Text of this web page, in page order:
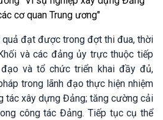
cơ quan Trung ương"
quả đạt được trong đợt thi đua, thời
và các đảng ủy trực thuộc tiếp
và tổ chức triển khai đầy đủ,
trong lãnh đạo thực hiện nhiệm
tác xây dựng Đảng; tăng cường cải
công tác Đảng. Tiếp tục cụ thể